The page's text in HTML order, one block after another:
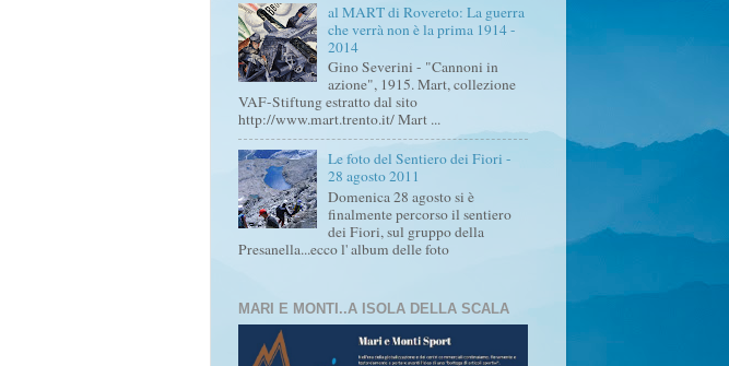
al MART di Rovereto: La guerra
che verrà non è la prima 1914 -
2014
Gino Severini - "Cannoni in
azione", 1915. Mart, collezione
VAF-Stiftung estratto dal sito
http://www.mart.trento.it/ Mart ...
Le foto del Sentiero dei Fiori -
28 agosto 2011
Domenica 28 agosto si è
finalmente percorso il sentiero
dei Fiori, sul gruppo della
Presanella...ecco l' album delle foto
MARI E MONTI..A ISOLA DELLA SCALA